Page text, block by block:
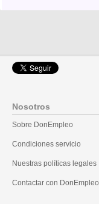
Nosotros
Sobre DonEmpleo
Condiciones servicio
Nuestras políticas legales
Contactar con DonEmpleo